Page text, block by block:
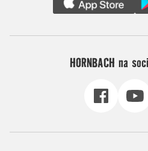
HORNBACH na